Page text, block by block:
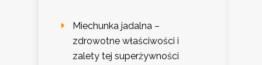
Miechunka jadalna –
zdrowotne właściwości i
zalety tej superżywności